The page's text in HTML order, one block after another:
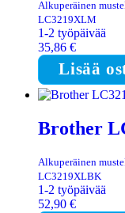
Alkuperäinen
LC3219XLM
1-2 työpäivää
35,86 €
Lisää
Brother
Alkuperäinen
LC3219XLBK
1-2 työpäivää
52,90 €